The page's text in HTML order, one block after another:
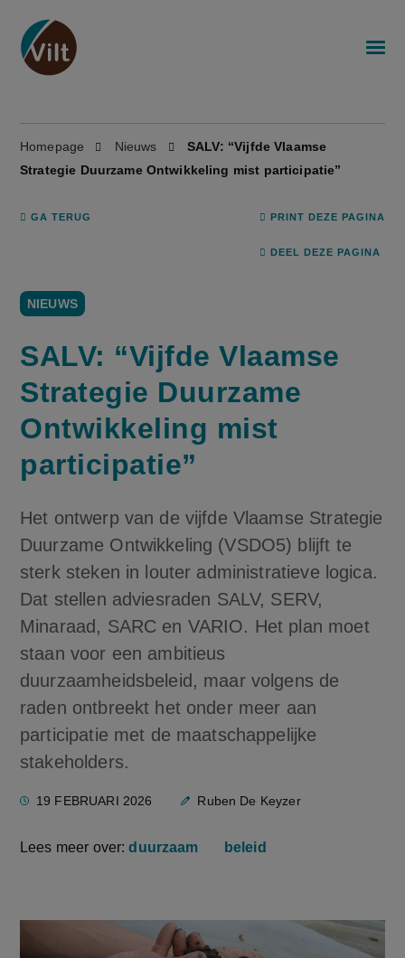
Homepage Nieuws
SALV: “Vijfde Vlaamse
Strategie Duurzame Ontwikkeling mist participatie”
GA TERUG PRINT DEZE PAGINA
DEEL DEZE PAGINA
NIEUWS
SALV: “Vijfde Vlaamse
Strategie Duurzame
Ontwikkeling mist
participatie”
Het ontwerp van de vijfde Vlaamse Strategie
Duurzame Ontwikkeling (VSDO5) blijft te
sterk steken in louter administratieve logica.
Dat stellen adviesraden SALV, SERV,
Minaraad, SARC en VARIO. Het plan moet
staan voor een ambitieus
duurzaamheidsbeleid, maar volgens de
raden ontbreekt het onder meer aan
participatie met de maatschappelijke
stakeholders.
19 FEBRUARI 2026 Ruben De Keyzer
Lees meer over:duurzaam beleid